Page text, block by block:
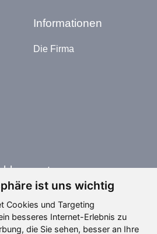
ist uns wichtig
Cookies und Targeting
besseres Internet-Erlebnis zu
die Sie sehen, besser an Ihre
Informationen
Die Firma